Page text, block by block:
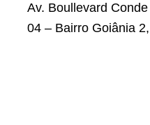
Av. Boullevard
04 – Bairro Goiânia